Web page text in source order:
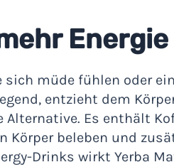
Energie
sich müde fühlen oder
entzieht dem
Alternative. Es enthält
Körper beleben und
Drinks wirkt Yerba